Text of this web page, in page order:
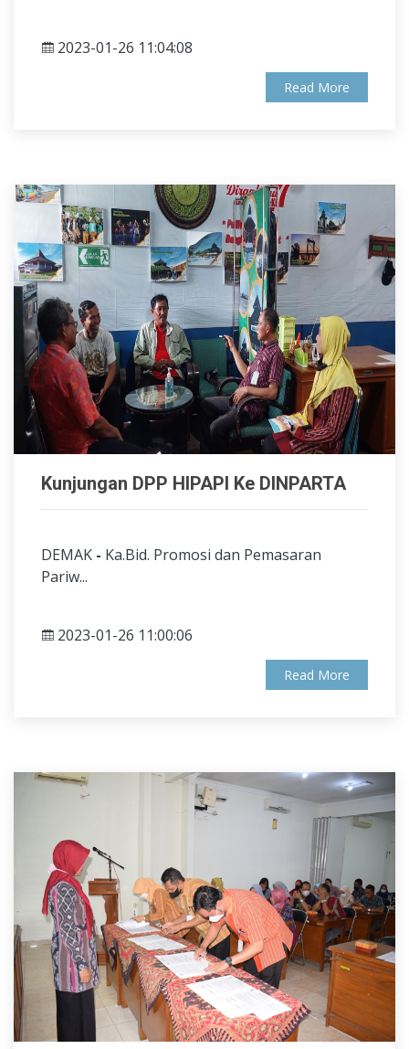
2023-01-26 11:04:08
Read More
Kunjungan DPP HIPAPI Ke DINPARTA
DEMAK - Ka.Bid. Promosi dan Pemasaran
Pariw...
2023-01-26 11:00:06
Read More